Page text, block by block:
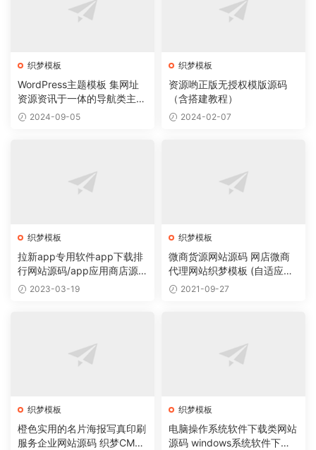
织梦模板
WordPress主题模板 集网址
资源资讯于一体的导航类主题
导航主题垂直行业模板
2024-09-05
织梦模板
资源哟正版无授权模版源码
（含搭建教程）
2024-02-07
织梦模板
拉新app专用软件app下载排
行网站源码/app应用商店源
码 2023-03-19
织梦模板
微商货源网站源码 网店微商
代理网站织梦模板 (自适应手
机版)2021-09-27
织梦模板
橙色实用的名片海报写真印刷
服务企业网站源码 织梦CMS
织梦模板
电脑操作系统软件下载类网站
源码 windows系统软件下载